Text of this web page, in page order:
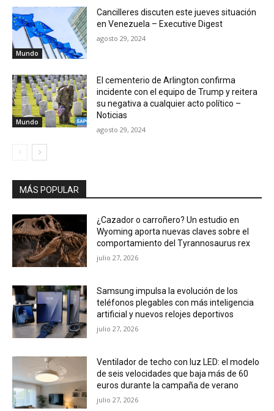
Mundo
Cancilleres discuten este jueves situación
en Venezuela – Executive Digest
agosto 29, 2024
Mundo
El cementerio de Arlington confirma
incidente con el equipo de Trump y reitera
su negativa a cualquier acto político –
Noticias
agosto 29, 2024
MÁS POPULAR
¿Cazador o carroñero? Un estudio en
Wyoming aporta nuevas claves sobre el
comportamiento del Tyrannosaurus rex
julio 27, 2026
Samsung impulsa la evolución de los
teléfonos plegables con más inteligencia
artificial y nuevos relojes deportivos
julio 27, 2026
Ventilador de techo con luz LED: el modelo
de seis velocidades que baja más de 60
euros durante la campaña de verano
julio 27, 2026